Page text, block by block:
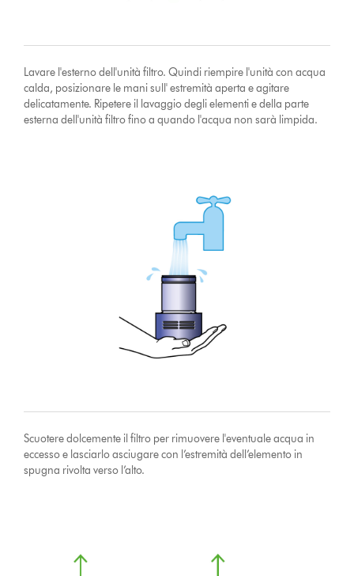
Lavare l'esterno dell'unità filtro. Quindi riempire l'unità con acqua
calda, posizionare le mani sull' estremità aperta e agitare
delicatamente. Ripetere il lavaggio degli elementi e della parte
esterna dell'unità filtro fino a quando l'acqua non sarà limpida.
Scuotere dolcemente il filtro per rimuovere l'eventuale acqua in
eccesso e lasciarlo asciugare con l’estremità dell’elemento in
spugna rivolta verso l’alto.